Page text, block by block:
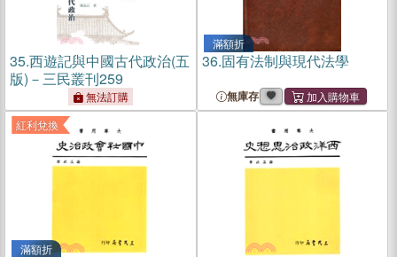
35.西遊記與中國古代政治(五
版)－三民叢刊259
無法訂購
滿額折
36.固有法制與現代法學
無庫存
紅利兌換
滿額折